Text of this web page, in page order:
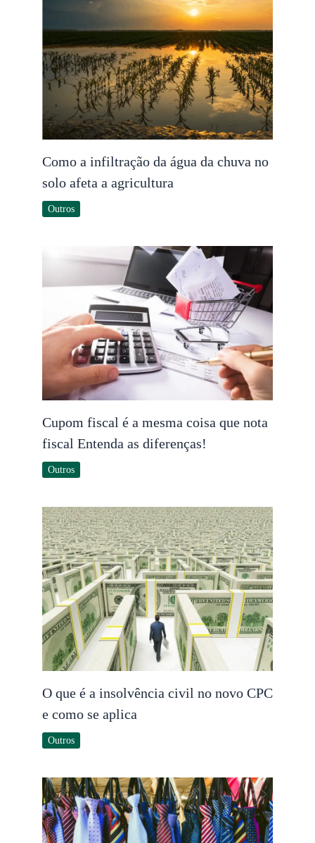
Como a infiltração da água da chuva no
solo afeta a agricultura
Outros
Cupom fiscal é a mesma coisa que nota
fiscal Entenda as diferenças!
Outros
O que é a insolvência civil no novo CPC
e como se aplica
Outros